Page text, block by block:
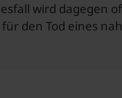
wird dagegen
den Tod eines